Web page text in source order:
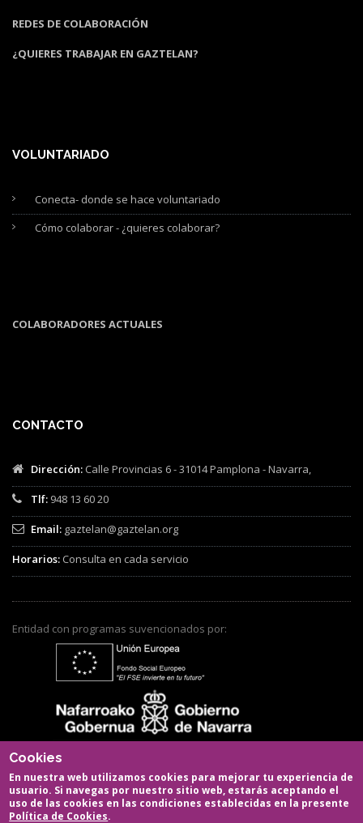
REDES DE COLABORACIÓN
¿QUIERES TRABAJAR EN GAZTELAN?
VOLUNTARIADO
Conecta- donde se hace voluntariado
Cómo colaborar - ¿quieres colaborar?
COLABORADORES ACTUALES
CONTACTO
Dirección: Calle Provincias 6 - 31014 Pamplona - Navarra,
Tlf: 948 13 60 20
Email: gaztelan@gaztelan.org
Horarios: Consulta en cada servicio
Entidad con programas suvencionados por:
Cookies
En nuestra web utilizamos cookies para mejorar tu experiencia de
usuario. Si navegas por nuestro sitio web, estarás aceptando el
uso de las cookies en las condiciones establecidas en la presente
Política de Cookies.